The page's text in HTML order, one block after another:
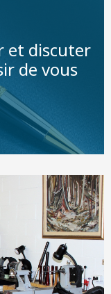
et discuter
de vous